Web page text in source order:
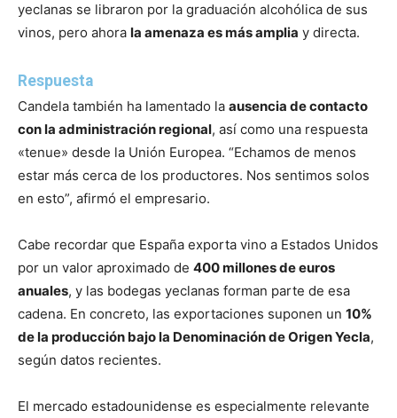
yeclanas se libraron por la graduación alcohólica de sus
vinos, pero ahora la amenaza es más amplia y directa.
Respuesta
Candela también ha lamentado la ausencia de contacto
con la administración regional, así como una respuesta
«tenue» desde la Unión Europea. “Echamos de menos
estar más cerca de los productores. Nos sentimos solos
en esto”, afirmó el empresario.
Cabe recordar que España exporta vino a Estados Unidos
por un valor aproximado de 400 millones de euros
anuales, y las bodegas yeclanas forman parte de esa
cadena. En concreto, las exportaciones suponen un 10%
de la producción bajo la Denominación de Origen Yecla,
según datos recientes.
El mercado estadounidense es especialmente relevante